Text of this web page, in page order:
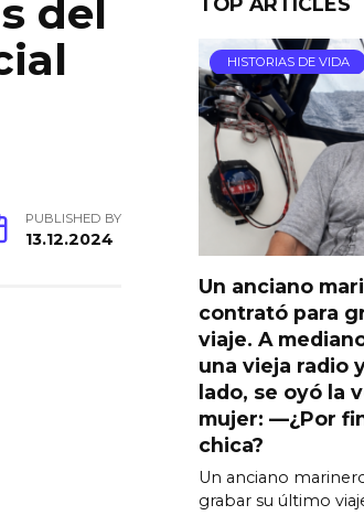
del
PUBLISHED BY
13.12.2024
HISTORIAS DE VIDA
Un anciano
contrató para
viaje. A
una vieja radio
lado, se oyó la
mujer: —¿Por
chica?
Un anciano
grabar su último